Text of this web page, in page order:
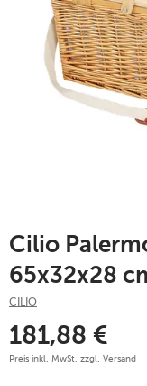
Cilio
65x32x28
CILIO
181,88 €
Preis inkl. MwSt. zzgl. Versand